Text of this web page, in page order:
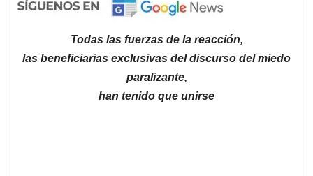
Todas las fuerzas de la reacción,
las beneficiarias exclusivas del discurso del miedo
paralizante,
han tenido que unirse